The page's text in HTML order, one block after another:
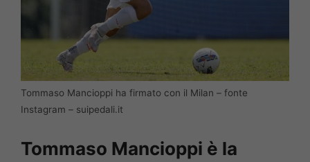
Tommaso Mancioppi ha firmato con il Milan – fonte
Instagram – suipedali.it
Tommaso Mancioppi è la